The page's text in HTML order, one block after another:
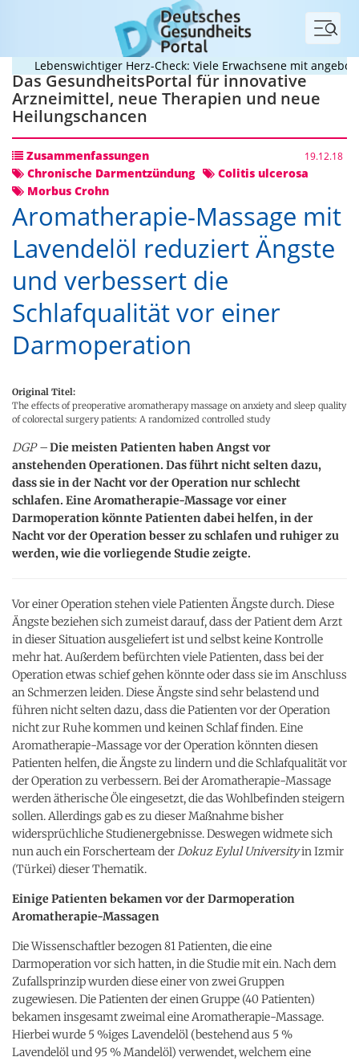
Menü
Lebenswichtiger Herz-Check: Viele Erwachsene mit
Das GesundheitsPortal für innovative
Arzneimittel, neue Therapien und neue
Heilungschancen
Zusammenfassungen 19.12.18
Chronische Darmentzündung
Colitis ulcerosa
Morbus Crohn
Aromatherapie-Massage mit
Lavendelöl reduziert Ängste
und verbessert die
Schlafqualität vor einer
Darmoperation
Original Titel:
The effects of preoperative aromatherapy massage on anxiety and sleep quality
of colorectal surgery patients: A randomized controlled study
DGP –Die meisten Patienten haben Angst vor
anstehenden Operationen. Das führt nicht selten dazu,
dass sie in der Nacht vor der Operation nur schlecht
schlafen. Eine Aromatherapie-Massage vor einer
Darmoperation könnte Patienten dabei helfen, in der
Nacht vor der Operation besser zu schlafen und ruhiger zu
werden, wie die vorliegende Studie zeigte.
Vor einer Operation stehen viele Patienten Ängste durch. Diese
Ängste beziehen sich zumeist darauf, dass der Patient dem Arzt
in dieser Situation ausgeliefert ist und selbst keine Kontrolle
mehr hat. Außerdem befürchten viele Patienten, dass bei der
Operation etwas schief gehen könnte oder dass sie im Anschluss
an Schmerzen leiden. Diese Ängste sind sehr belastend und
führen nicht selten dazu, dass die Patienten vor der Operation
nicht zur Ruhe kommen und keinen Schlaf finden. Eine
Aromatherapie-Massage vor der Operation könnten diesen
Patienten helfen, die Ängste zu lindern und die Schlafqualität vor
der Operation zu verbessern. Bei der Aromatherapie-Massage
werden ätherische Öle eingesetzt, die das Wohlbefinden steigern
sollen. Allerdings gab es zu dieser Maßnahme bisher
widersprüchliche Studienergebnisse. Deswegen widmete sich
nun auch ein Forscherteam derDokuz Eylul Universityin Izmir
(Türkei) dieser Thematik.
Einige Patienten bekamen vor der Darmoperation
Aromatherapie-Massagen
Die Wissenschaftler bezogen 81 Patienten, die eine
Darmoperation vor sich hatten, in die Studie mit ein. Nach dem
Zufallsprinzip wurden diese einer von zwei Gruppen
zugewiesen. Die Patienten der einen Gruppe (40 Patienten)
bekamen insgesamt zweimal eine Aromatherapie-Massage.
Hierbei wurde 5 %iges Lavendelöl (bestehend aus 5 %
Lavendelöl und 95 % Mandelöl) verwendet, welchem eine